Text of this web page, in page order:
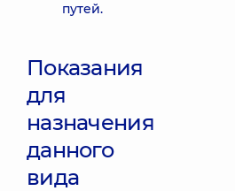
путей.
Показания
для
назначения
данного
вида